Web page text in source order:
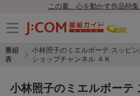
この夏、心を動かす作品特
番組
表
小林照子のミエルボーテ スッピ
ショップチャンネル ４Ｋ
小林照子のミエルボーテ